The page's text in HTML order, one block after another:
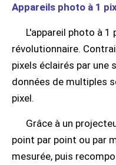
Appareils photo à 1
L'appareil photo à
révolutionnaire.
pixels éclairés par une
données de multiples
pixel.
Grâce à un
point par point ou par
mesurée, puis